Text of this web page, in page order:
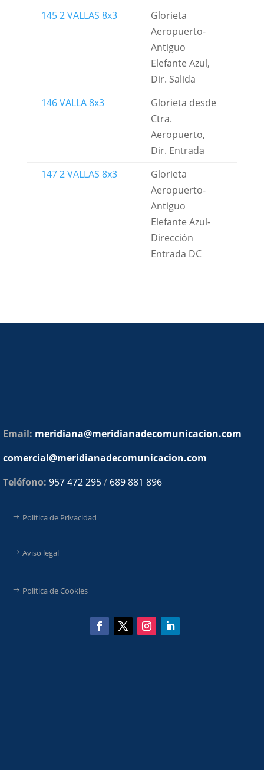
145 2 VALLAS 8x3
Glorieta
Aeropuerto-
Antiguo
Elefante Azul,
Dir. Salida
146 VALLA 8x3
Glorieta desde
Ctra.
Aeropuerto,
Dir. Entrada
147 2 VALLAS 8x3
Glorieta
Aeropuerto-
Antiguo
Elefante Azul-
Dirección
Entrada DC
Email: meridiana@meridianadecomunicacion.com
comercial@meridianadecomunicacion.com
Teléfono: 957 472 295/ 689 881 896
Política de Privacidad
Aviso legal
Política de Cookies